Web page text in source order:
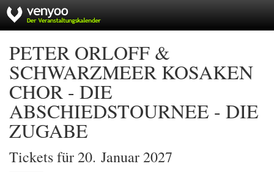
PETER ORLOFF &
SCHWARZMEER KOSAKEN
CHOR - DIE
ABSCHIEDSTOURNEE - DIE
ZUGABE
Tickets für 20. Januar 2027